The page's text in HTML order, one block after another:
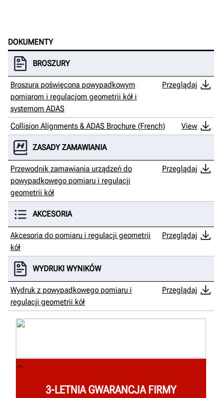
DOKUMENTY
BROSZURY
Broszura poświęcona powypadkowym
pomiarom i regulacjom geometrii kół i
systemom ADAS
Przeglądaj
Collision Alignments & ADAS Brochure (French) View
ZASADY ZAMAWIANIA
Przewodnik zamawiania urządzeń do
powypadkowego pomiaru i regulacji
geometrii kół
Przeglądaj
AKCESORIA
Akcesoria do pomiaru i regulacji geometrii
kół
Przeglądaj
WYDRUKI WYNIKÓW
Wydruk z powypadkowego pomiaru i
regulacji geometrii kół
Przeglądaj
3-LETNIA GWARANCJA FIRMY